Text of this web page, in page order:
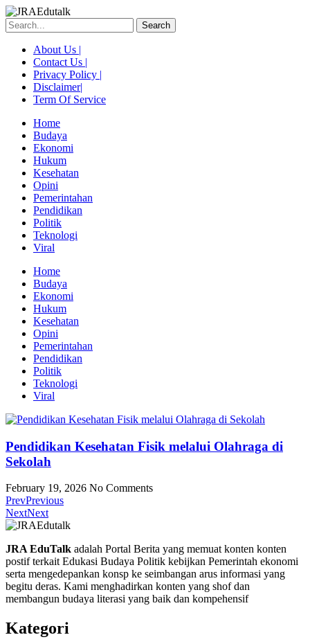
Skip
to
content
Search
About Us |
Contact Us |
Privacy Policy |
Disclaimer|
Term Of Service
Home
Budaya
Ekonomi
Hukum
Kesehatan
Opini
Pemerintahan
Pendidikan
Politik
Teknologi
Viral
Menu
Home
Budaya
Ekonomi
Hukum
Kesehatan
Opini
Pemerintahan
Pendidikan
Politik
Teknologi
Viral
Pendidikan Kesehatan Fisik melalui Olahraga di
Sekolah
February 19, 2026 No Comments
PrevPrevious
NextNext
JRA EduTalk adalah Portal Berita yang memuat konten konten
postif terkait Edukasi Budaya Politik kebijkan Pemerintah ekonomi
serta mengedepankan konsp ke seimbangan arus informasi yang
begitu deras. Kami menghadirkan konten yang shof dan
membangun budaya literasi yang baik dan kompehensif
Kategori